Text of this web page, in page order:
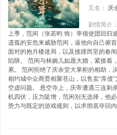
又名： 庆
剧情简介
上季，范闲（张若昀 饰）率领使团回
遗孤的安危来威胁范闲，逼他向自己俯
面对的抱月楼迷局，以及接踵而至的春
陷阱。 范闲与林婉儿如愿大婚，紧接着
累。 范闲拒绝了庆余堂大掌柜的相助，
相约城中众商贾相聚苍山，以售卖“库债
空虚问题。 悬空寺上，庆帝遭遇三连刺
机四伏，压力陡增，范闲别无选择，他
势力与既定的游戏规则，以求彻底夺回内